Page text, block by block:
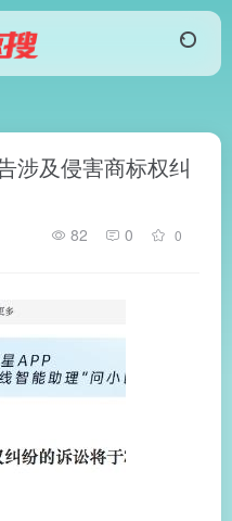
涉及侵害商标权纠
82 0 0